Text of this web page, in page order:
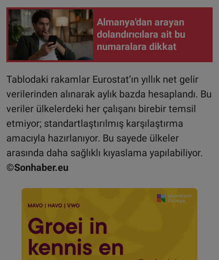
Almanya'dan arayan
dolandırıcılara ait bu
numaralara dikkat
Tablodaki rakamlar Eurostat’ın yıllık net gelir
verilerinden alınarak aylık bazda hesaplandı. Bu
veriler ülkelerdeki her çalışanı birebir temsil
etmiyor; standartlaştırılmış karşılaştırma
amacıyla hazırlanıyor. Bu sayede ülkeler
arasında daha sağlıklı kıyaslama yapılabiliyor.
©Sonhaber.eu